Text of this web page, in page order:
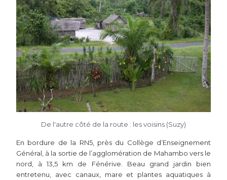
De l'autre côté de la route : les voisins (Suzy)
En bordure de la RN5, près du Collège d’Enseignement
Général, à la sortie de l’agglomération de Mahambo vers le
nord, à 13,5 km de Fénérive. Beau grand jardin bien
entretenu, avec canaux, mare et plantes aquatiques à